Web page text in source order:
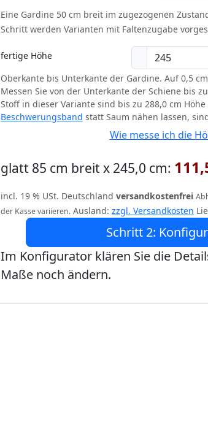
Eine Gardine 50 cm breit im zugezogenen
Schritt werden Varianten mit Faltenzugabe
fertige Höhe
Oberkante bis Unterkante der Gardine. Auf 0,5
Messen Sie von der Unterkante der Schiene bis
Stoff in dieser Variante sind bis zu 288,0 cm
Beschwerungsband statt Saum nähen lassen,
Wie messe ich die
glatt 85 cm breit x 245,0 cm:
incl. 19 % USt. Deutschland versandkostenfrei
der Kasse variieren. Ausland: zzgl. Versandkosten
Schritt 2:
Im Konfigurator klären Sie die
Maße noch ändern.